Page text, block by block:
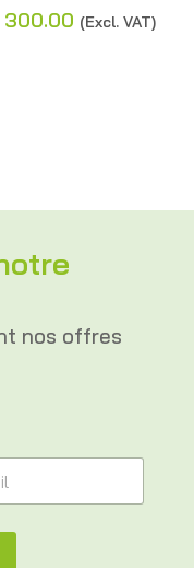
300.00 (Excl. VAT)
nos offres